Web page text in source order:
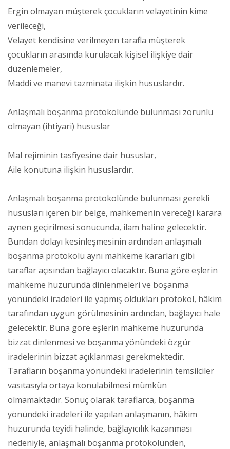
Ergin olmayan müşterek çocukların velayetinin kime
verileceği,
Velayet kendisine verilmeyen tarafla müşterek
çocukların arasında kurulacak kişisel ilişkiye dair
düzenlemeler,
Maddi ve manevi tazminata ilişkin hususlardır.
Anlaşmalı boşanma protokolünde bulunması zorunlu
olmayan (ihtiyari) hususlar
Mal rejiminin tasfiyesine dair hususlar,
Aile konutuna ilişkin hususlardır.
Anlaşmalı boşanma protokolünde bulunması gerekli
hususları içeren bir belge, mahkemenin vereceği karara
aynen geçirilmesi sonucunda, ilam haline gelecektir.
Bundan dolayı kesinleşmesinin ardından anlaşmalı
boşanma protokolü aynı mahkeme kararları gibi
taraflar açısından bağlayıcı olacaktır. Buna göre eşlerin
mahkeme huzurunda dinlenmeleri ve boşanma
yönündeki iradeleri ile yapmış oldukları protokol, hâkim
tarafından uygun görülmesinin ardından, bağlayıcı hale
gelecektir. Buna göre eşlerin mahkeme huzurunda
bizzat dinlenmesi ve boşanma yönündeki özgür
iradelerinin bizzat açıklanması gerekmektedir.
Tarafların boşanma yönündeki iradelerinin temsilciler
vasıtasıyla ortaya konulabilmesi mümkün
olmamaktadır. Sonuç olarak taraflarca, boşanma
yönündeki iradeleri ile yapılan anlaşmanın, hâkim
huzurunda teyidi halinde, bağlayıcılık kazanması
nedeniyle, anlaşmalı boşanma protokolünden,